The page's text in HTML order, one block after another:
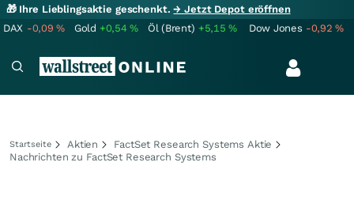
🎁 Ihre Lieblingsaktie geschenkt.→ Jetzt Depot eröffnen
DAX -0,09% Gold +0,54% Öl (Brent) +5,15% Dow Jones -0,92%
Startseite Aktien
FactSet Research Systems Aktie
Nachrichten zu FactSet Research Systems